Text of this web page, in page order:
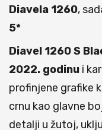
Diavela 1260,
5*
Diavel 1260 S
2022. godinu i
profinjene grafike
crnu kao glavne
detalji u žutoj,